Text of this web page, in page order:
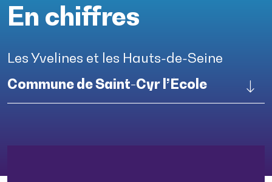
En chiffres
Les Yvelines et les Hauts-de-Seine